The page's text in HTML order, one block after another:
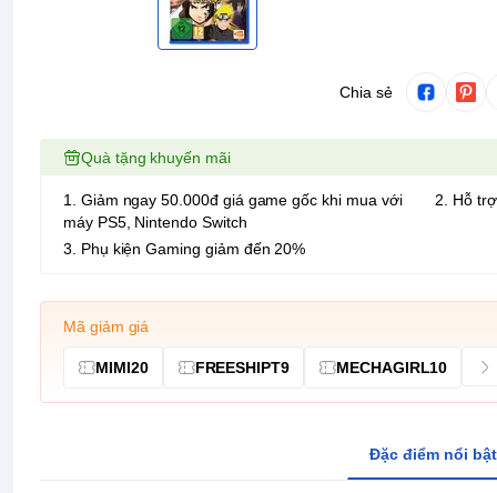
Chia sẻ
Quà tặng khuyến mãi
1. Giảm ngay 50.000đ giá game gốc khi mua với
máy PS5, Nintendo Switch
2. Hỗ
3. Phụ kiện Gaming giảm đến 20%
Mã giảm giá
MIMI20 FREESHIPT9 MECHAGIRL10
Đặc điểm nổi bật